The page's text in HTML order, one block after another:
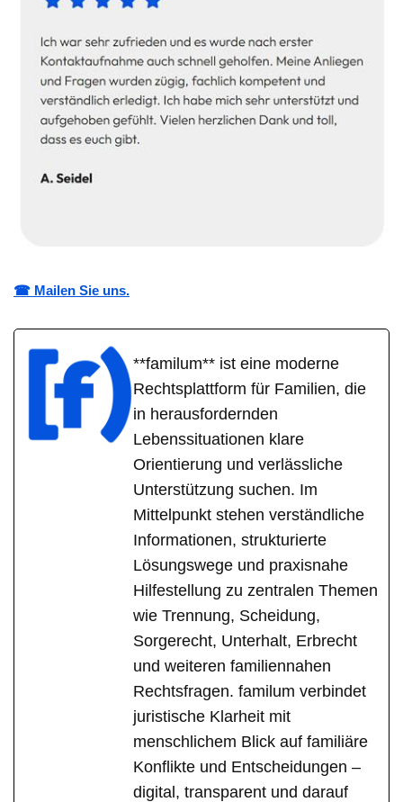
☎ Mailen Sie uns.
**familum** ist eine moderne
Rechtsplattform für Familien, die
in herausfordernden
Lebenssituationen klare
Orientierung und verlässliche
Unterstützung suchen. Im
Mittelpunkt stehen verständliche
Informationen, strukturierte
Lösungswege und praxisnahe
Hilfestellung zu zentralen Themen
wie Trennung, Scheidung,
Sorgerecht, Unterhalt, Erbrecht
und weiteren familiennahen
Rechtsfragen. familum verbindet
juristische Klarheit mit
menschlichem Blick auf familiäre
Konflikte und Entscheidungen –
digital, transparent und darauf